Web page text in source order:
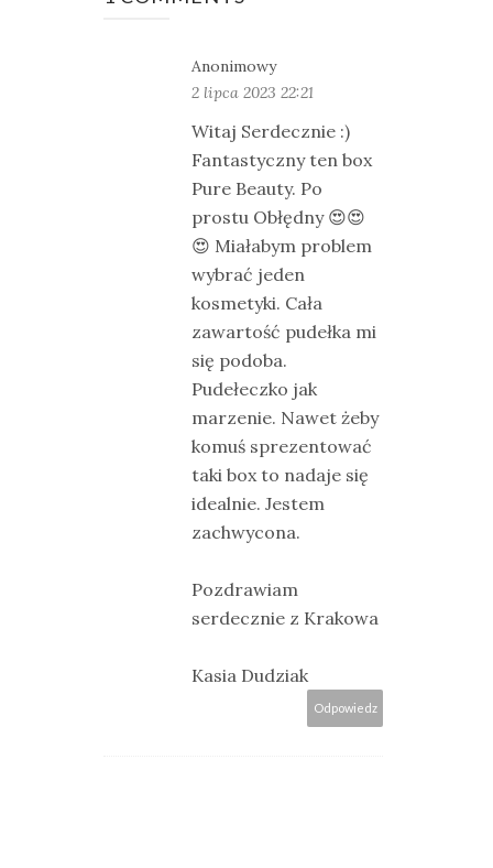
Anonimowy
2 lipca 2023 22:21
Witaj Serdecznie :)
Fantastyczny ten box
Pure Beauty. Po
prostu Obłędny 😍😍
😍 Miałabym problem
wybrać jeden
kosmetyki. Cała
zawartość pudełka mi
się podoba.
Pudełeczko jak
marzenie. Nawet żeby
komuś sprezentować
taki box to nadaje się
idealnie. Jestem
zachwycona.
Pozdrawiam
serdecznie z Krakowa
Kasia Dudziak
Odpowiedz